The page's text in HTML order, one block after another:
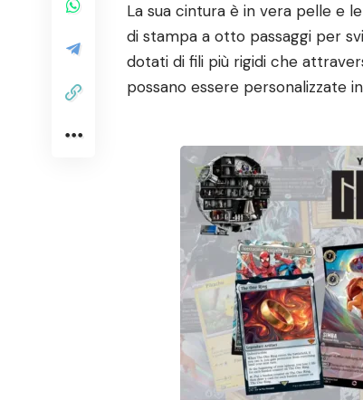
La sua cintura è in vera pelle e
di stampa a otto passaggi per
dotati di fili più rigidi che
possano essere personalizzate